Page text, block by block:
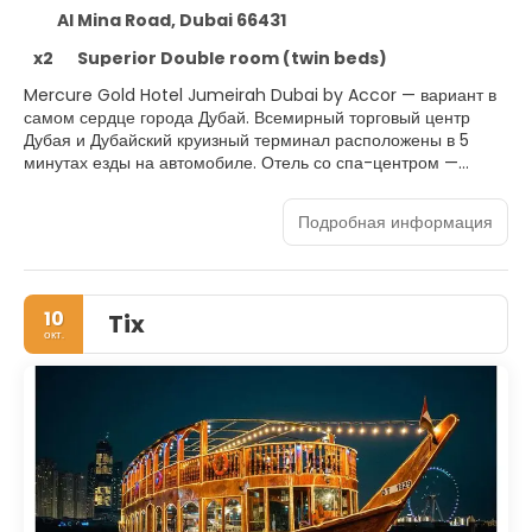
Al Mina Road, Dubai 66431
x2
Superior Double room (twin beds)
Mercure Gold Hotel Jumeirah Dubai by Accor — вариант в
самом сердце города Дубай. Всемирный торговый центр
Дубая и Дубайский круизный терминал расположены в 5
минутах езды на автомобиле. Отель со спа-центром —
находится в 5,3 км, Дубайский аквариум и подводный
Расслабьтесь в спа-центре, который предлагает полный
комплекс услуг, включая массаж. Вы можете воспользоваться
многочисленными возможностями для отдыха, такими как
открытый бассейн, парная и фитнес-центр. Отель в
средиземноморском стиле предоставляет дополнительные
интернет, услуги консьержа и магазины сувениров/газетные
киоски.Если вы хотите устроить день шоппинга, к вашим
услугам специальный бесплатный автобус.
Почувствуйте себя как дома в одном из 184 номеров, где
установлены ЖК-телевизоры. Бесплатный беспроводной
Подробная информация
10
окт. Tix